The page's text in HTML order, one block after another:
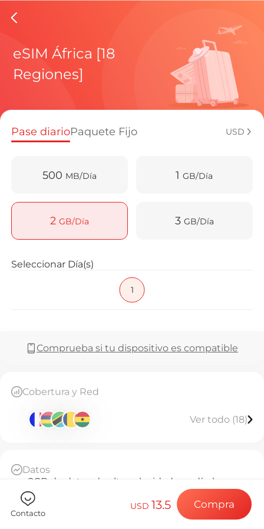
eSIMs
Planes
¿Cómo
Ventajas
Preguntas
Elija su
Instale su
Disfrute de su
Conexión a
eSIM África [18
Regiones]
Pase diarioPaquete Fijo USD
500 MB/Día 1GB/Día
2GB/Día 3 GB/Día
Seleccionar Día(s)
1
Comprueba si tu dispositivo es compatible
Cobertura y Red
Ver todo (18)
Datos
2GB de datos de alta velocidad por día, luego
throttled a 384kbps ilimitado
Base Diaria
A partir de la activación, cada 24 horas cuenta
Contacto
USD 13.5 Compra